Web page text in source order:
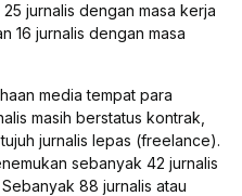
jurnalis dengan masa kerja
16 jurnalis dengan masa
media tempat para
masih berstatus kontrak,
jurnalis lepas (freelance).
sebanyak 42 jurnalis
88 jurnalis atau